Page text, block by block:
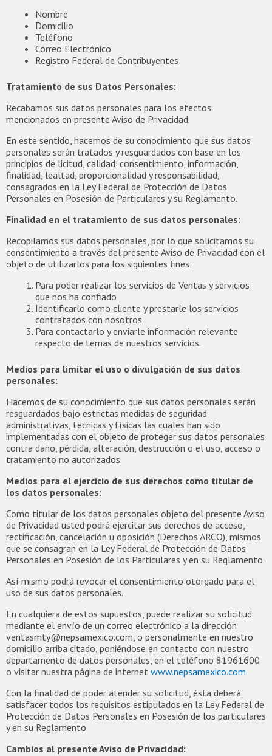
Nombre
Domicilio
Teléfono
Correo Electrónico
Registro Federal de Contribuyentes
Tratamiento de sus Datos Personales:
Recabamos sus datos personales para los efectos
mencionados en presente Aviso de Privacidad.
En este sentido, hacemos de su conocimiento que sus datos
personales serán tratados y resguardados con base en los
principios de licitud, calidad, consentimiento, información,
finalidad, lealtad, proporcionalidad y responsabilidad,
consagrados en la Ley Federal de Protección de Datos
Personales en Posesión de Particulares y su Reglamento.
Finalidad en el tratamiento de sus datos personales:
Recopilamos sus datos personales, por lo que solicitamos su
consentimiento a través del presente Aviso de Privacidad con el
objeto de utilizarlos para los siguientes fines:
Para poder realizar los servicios de Ventas y servicios
que nos ha confiado
Identificarlo como cliente y prestarle los servicios
contratados con nosotros
Para contactarlo y enviarle información relevante
respecto de temas de nuestros servicios.
Medios para limitar el uso o divulgación de sus datos
personales:
Hacemos de su conocimiento que sus datos personales serán
resguardados bajo estrictas medidas de seguridad
administrativas, técnicas y físicas las cuales han sido
implementadas con el objeto de proteger sus datos personales
contra daño, pérdida, alteración, destrucción o el uso, acceso o
tratamiento no autorizados.
Medios para el ejercicio de sus derechos como titular de
los datos personales:
Como titular de los datos personales objeto del presente Aviso
de Privacidad usted podrá ejercitar sus derechos de acceso,
rectificación, cancelación u oposición (Derechos ARCO), mismos
que se consagran en la Ley Federal de Protección de Datos
Personales en Posesión de los Particulares y en su Reglamento.
Así mismo podrá revocar el consentimiento otorgado para el
uso de sus datos personales.
En cualquiera de estos supuestos, puede realizar su solicitud
mediante el envío de un correo electrónico a la dirección
ventasmty@nepsamexico.com, o personalmente en nuestro
domicilio arriba citado, poniéndose en contacto con nuestro
departamento de datos personales, en el teléfono 81961600
o visitar nuestra página de internet www.nepsamexico.com
Con la finalidad de poder atender su solicitud, ésta deberá
satisfacer todos los requisitos estipulados en la Ley Federal de
Protección de Datos Personales en Posesión de los particulares
y en su Reglamento.
Cambios al presente Aviso de Privacidad: